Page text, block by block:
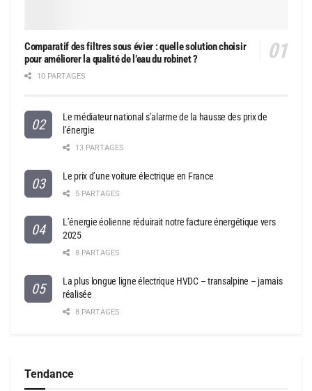
Comparatif des filtres sous évier : quelle solution choisir
pour améliorer la qualité de l’eau du robinet ?
10 PARTAGES
Le médiateur national s’alarme de la hausse des prix de
l’énergie
13 PARTAGES
Le prix d’une voiture électrique en France
5 PARTAGES
L’énergie éolienne réduirait notre facture énergétique vers
2025
8 PARTAGES
La plus longue ligne électrique HVDC – transalpine – jamais
réalisée
8 PARTAGES
Tendance